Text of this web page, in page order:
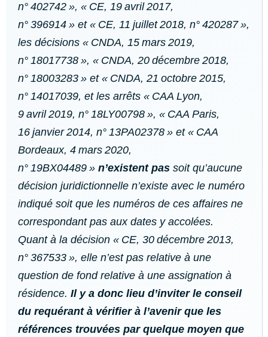
n° 402742 », « CE, 19 avril 2017,
n° 396914 » et « CE, 11 juillet 2018, n° 420287 »,
les décisions « CNDA, 15 mars 2019,
n° 18017738 », « CNDA, 20 décembre 2018,
n° 18003283 » et « CNDA, 21 octobre 2015,
n° 14017039, et les arrêts « CAA Lyon,
9 avril 2019, n° 18LY00798 », « CAA Paris,
16 janvier 2014, n° 13PA02378 » et « CAA
Bordeaux, 4 mars 2020,
n° 19BX04489 » n’existent pas soit qu’aucune
décision juridictionnelle n’existe avec le numéro
indiqué soit que les numéros de ces affaires ne
correspondant pas aux dates y accolées.
Quant à la décision « CE, 30 décembre 2013,
n° 367533 », elle n’est pas relative à une
question de fond relative à une assignation à
résidence. Il y a donc lieu d’inviter le conseil
du requérant à vérifier à l’avenir que les
références trouvées par quelque moyen que